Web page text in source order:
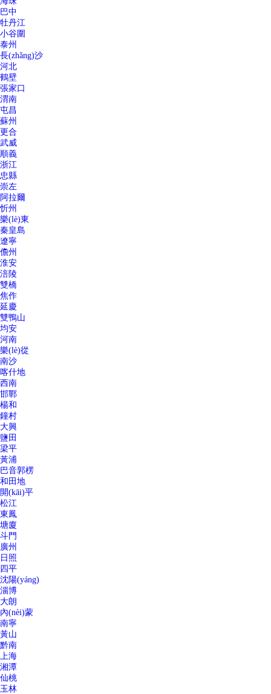
巴中
牡丹江
小谷圍
泰州
長(zhǎng)沙
河北
鶴壁
張家口
渭南
屯昌
蘇州
更合
武威
順義
浙江
忠縣
崇左
阿拉爾
忻州
樂(lè)東
秦皇島
遼寧
儋州
淮安
涪陵
雙橋
焦作
延慶
雙鴨山
均安
河南
樂(lè)從
南沙
喀什地
西南
邯鄲
楊和
鐘村
大興
鹽田
梁平
黃浦
巴音郭楞
和田地
開(kāi)平
松江
東鳳
塘廈
斗門
廣州
日照
四平
沈陽(yáng)
淄博
大朗
內(nèi)蒙
南寧
黃山
黔南
上海
湘潭
仙桃
玉林